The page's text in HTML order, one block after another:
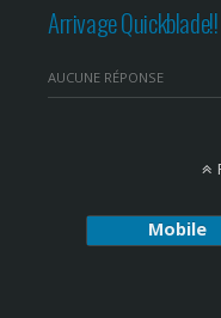
Arrivage
AUCUNE RÉPONSE
Mobile